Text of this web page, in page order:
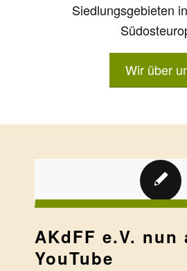
Siedlungsgebieten
Wir über
AKdFF e.V. nun
YouTube